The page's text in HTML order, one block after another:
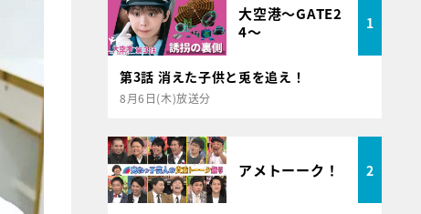
大空港～GATE2
4～
1
第3話 消えた子供と兎を追え！
8月6日(木)放送分
アメトーーク！ 2